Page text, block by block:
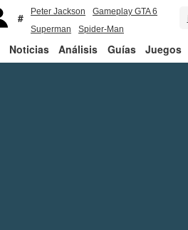
Peter Jackson
Gameplay GTA 6
Superman
Spider-Man
Noticias Análisis Guías Juegos